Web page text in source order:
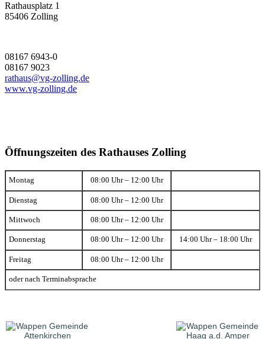
Rathausplatz 1
85406 Zolling
08167 6943-0
08167 9023
rathaus@vg-zolling.de
www.vg-zolling.de
Öffnungszeiten des Rathauses Zolling
Montag 08:00 Uhr – 12:00 Uhr
Dienstag 08:00 Uhr – 12:00 Uhr
Mittwoch 08:00 Uhr – 12:00 Uhr
Donnerstag 08:00 Uhr – 12:00 Uhr 14:00 Uhr – 18:00 Uhr
Freitag 08:00 Uhr – 12:00 Uhr
oder nach Terminabsprache